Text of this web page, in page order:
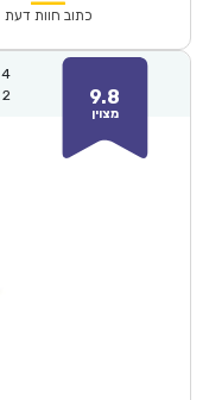
₪124.00.
כתוב חוות דעת
9.8
מצוין
4
2